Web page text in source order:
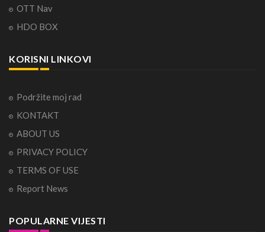
OTT Nav
HDO BOX
KORISNI LINKOVI
Podržite moj rad
KONTAKT
ABOUT US
PRIVACY POLICY
TERMS OF USE
Report News
POPULARNE VIJESTI